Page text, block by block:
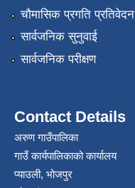
चौमासिक प्रगति प्रतिवेदन
सार्वजनिक सुनुवाई
सार्वजनिक परीक्षण
Contact Details
अरुण गाउँपालिका
गाउँ कार्यपालिकाको कार्यालय
प्याउली, भोजपुर